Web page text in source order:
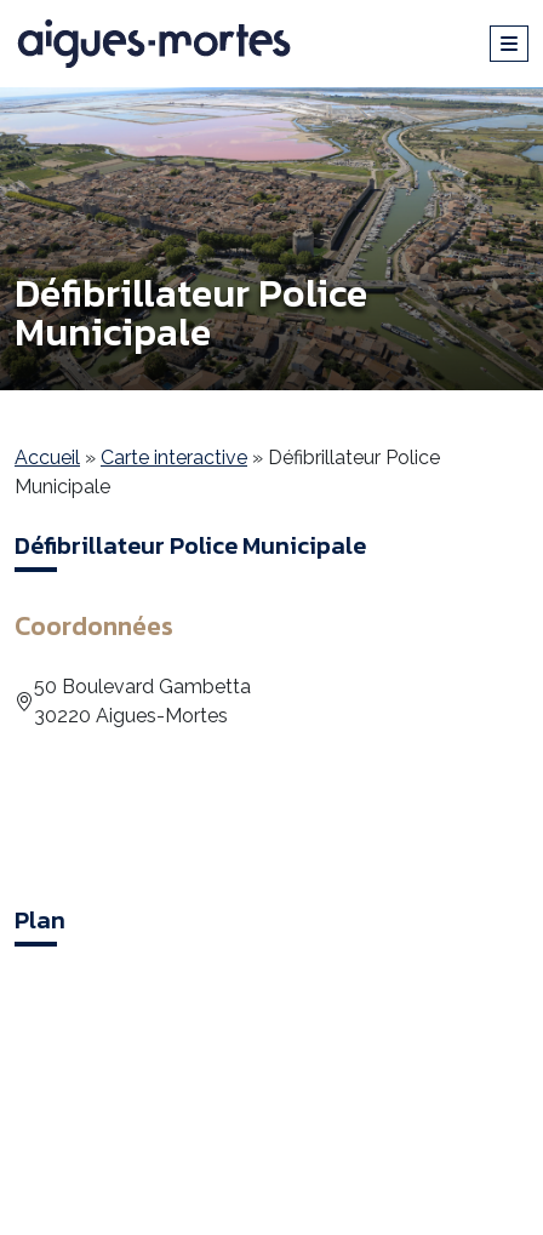
Défibrillateur Police
Municipale
Accueil » Carte interactive » Défibrillateur Police
Municipale
Défibrillateur Police Municipale
Coordonnées
50 Boulevard Gambetta
30220 Aigues-Mortes
Plan